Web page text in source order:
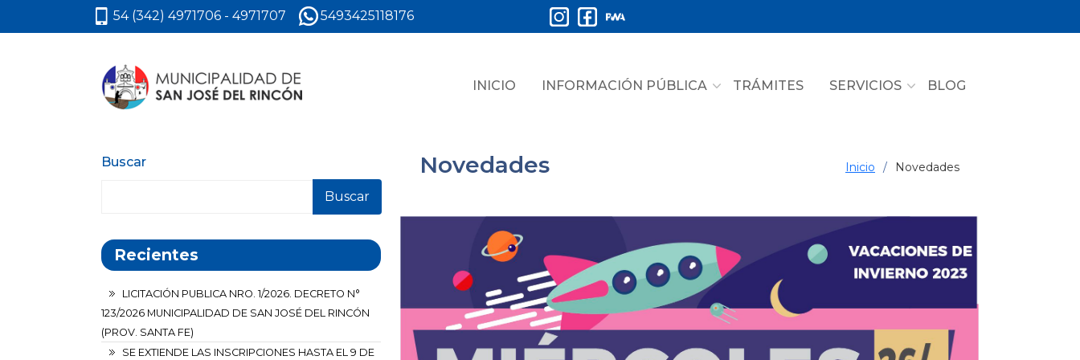
54 (342) 4971706 - 4971707 5493425118176
INICIO INFORMACIÓN PÚBLICA TRÁMITES SERVICIOS BLOG
Buscar
Buscar
Recientes
LICITACIÓN PUBLICA NRO. 1/2026. DECRETO N°
123/2026 MUNICIPALIDAD DE SAN JOSÉ DEL RINCÓN
(PROV. SANTA FE)
SE EXTIENDE LAS INSCRIPCIONES HASTA EL 9 DE
Novedades Inicio Novedades